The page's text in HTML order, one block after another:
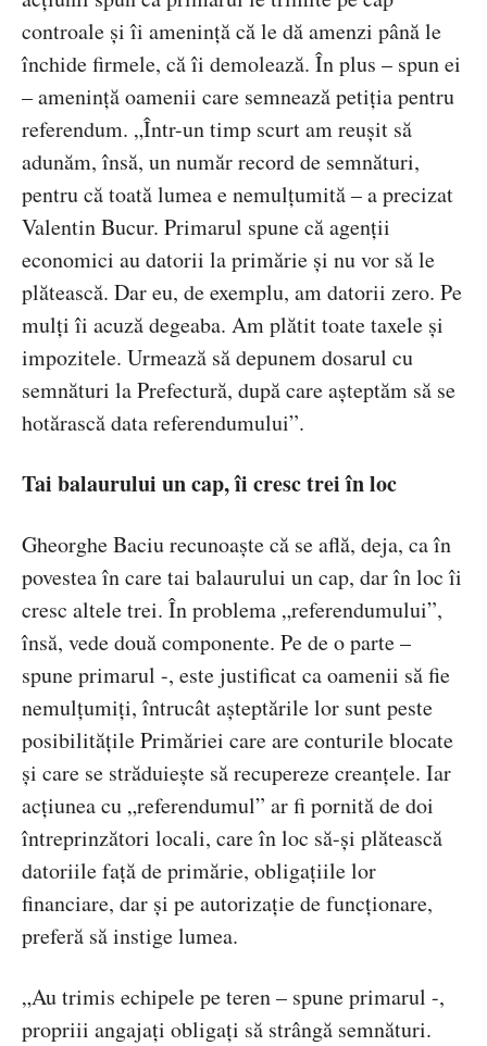
controale și îi amenință că le dă amenzi până le
închide firmele, că îi demolează. În plus – spun ei
– amenință oamenii care semnează petiția pentru
referendum. „Într-un timp scurt am reușit să
adunăm, însă, un număr record de semnături,
pentru că toată lumea e nemulțumită – a precizat
Valentin Bucur. Primarul spune că agenții
economici au datorii la primărie și nu vor să le
plătească. Dar eu, de exemplu, am datorii zero. Pe
mulți îi acuză degeaba. Am plătit toate taxele și
impozitele. Urmează să depunem dosarul cu
semnături la Prefectură, după care așteptăm să se
hotărască data referendumului”.
Tai balaurului un cap, îi cresc trei în loc
Gheorghe Baciu recunoaște că se află, deja, ca în
povestea în care tai balaurului un cap, dar în loc îi
cresc altele trei. În problema „referendumului”,
însă, vede două componente. Pe de o parte –
spune primarul -, este justificat ca oamenii să fie
nemulțumiți, întrucât așteptările lor sunt peste
posibilitățile Primăriei care are conturile blocate
și care se străduiește să recupereze creanțele. Iar
acțiunea cu „referendumul” ar fi pornită de doi
întreprinzători locali, care în loc să-și plătească
datoriile față de primărie, obligațiile lor
financiare, dar și pe autorizație de funcționare,
preferă să instige lumea.
„Au trimis echipele pe teren – spune primarul -,
propriii angajați obligați să strângă semnături.